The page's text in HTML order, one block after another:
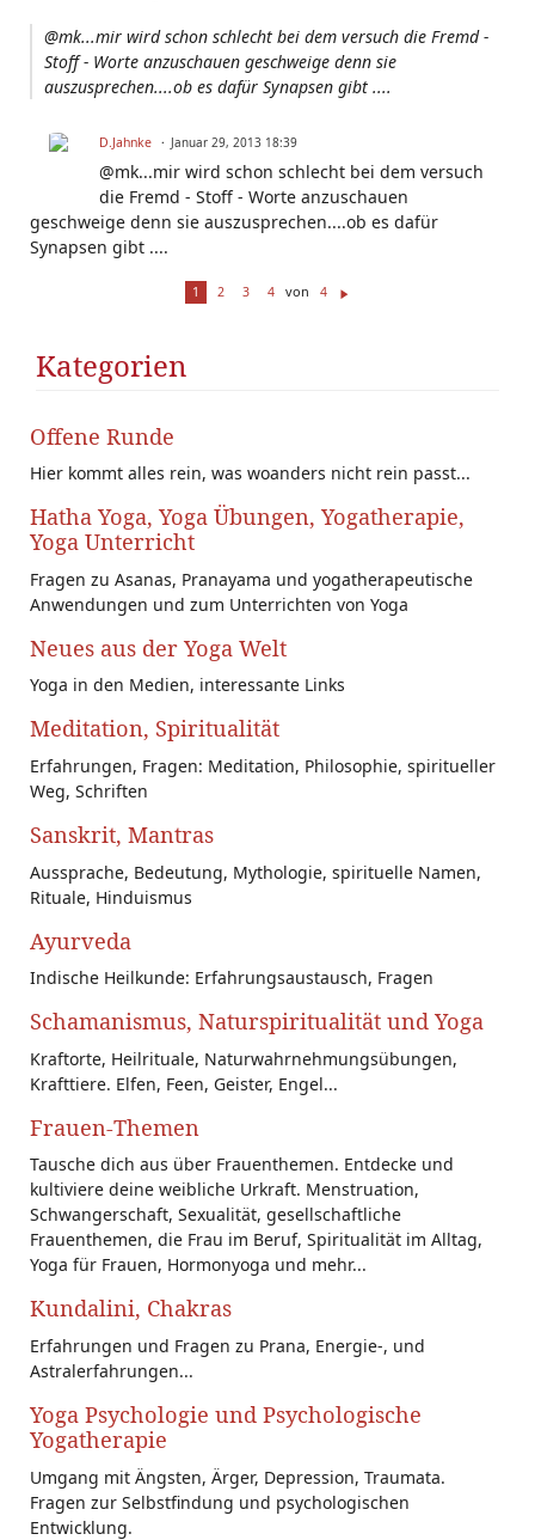
@mk...mir wird schon schlecht bei dem versuch die Fremd -
Stoff - Worte anzuschauen geschweige denn sie
auszusprechen....ob es dafür Synapsen gibt ....
D.Jahnke Januar 29, 2013 18:39
@mk...mir wird schon schlecht bei dem versuch
die Fremd - Stoff - Worte anzuschauen
geschweige denn sie auszusprechen....ob es dafür
Synapsen gibt ....
1 2 3 4 von 4
Kategorien
Offene Runde
Hier kommt alles rein, was woanders nicht rein passt...
Hatha Yoga, Yoga Übungen, Yogatherapie,
Yoga Unterricht
Fragen zu Asanas, Pranayama und yogatherapeutische
Anwendungen und zum Unterrichten von Yoga
Neues aus der Yoga Welt
Yoga in den Medien, interessante Links
Meditation, Spiritualität
Erfahrungen, Fragen: Meditation, Philosophie, spiritueller
Weg, Schriften
Sanskrit, Mantras
Aussprache, Bedeutung, Mythologie, spirituelle Namen,
Rituale, Hinduismus
Ayurveda
Indische Heilkunde: Erfahrungsaustausch, Fragen
Schamanismus, Naturspiritualität und Yoga
Kraftorte, Heilrituale, Naturwahrnehmungsübungen,
Krafttiere. Elfen, Feen, Geister, Engel...
Frauen-Themen
Tausche dich aus über Frauenthemen. Entdecke und
kultiviere deine weibliche Urkraft. Menstruation,
Schwangerschaft, Sexualität, gesellschaftliche
Frauenthemen, die Frau im Beruf, Spiritualität im Alltag,
Yoga für Frauen, Hormonyoga und mehr...
Kundalini, Chakras
Erfahrungen und Fragen zu Prana, Energie-, und
Astralerfahrungen...
Yoga Psychologie und Psychologische
Yogatherapie
Umgang mit Ängsten, Ärger, Depression, Traumata.
Fragen zur Selbstfindung und psychologischen
Entwicklung.